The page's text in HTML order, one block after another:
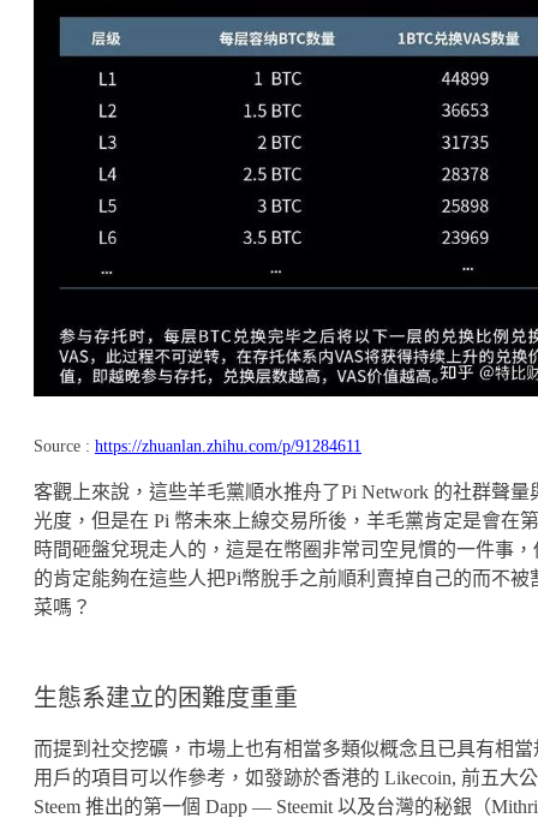
Source : https://zhuanlan.zhihu.com/p/91284611
客觀上來說，這些羊毛黨順水推舟了Pi Network 的社群聲量
光度，但是在 Pi 幣未來上線交易所後，羊毛黨肯定是會在
時間砸盤兌現走人的，這是在幣圈非常司空見慣的一件事，
的肯定能夠在這些人把Pi幣脫手之前順利賣掉自己的而不被
菜嗎？
生態系建立的困難度重重
而提到社交挖礦，市場上也有相當多類似概念且已具有相當
用戶的項目可以作參考，如發跡於香港的 Likecoin, 前五大
Steem 推出的第一個 Dapp — Steemit 以及台灣的秘銀（